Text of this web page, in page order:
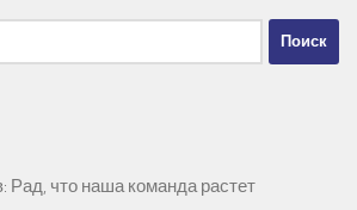
Рад, что наша команда растет